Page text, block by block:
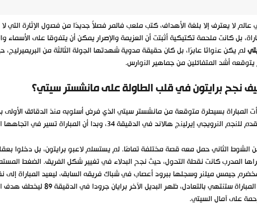
لا يعترف إلا بلغة الأهداف، كتب ملعب فالمر فصلاً جديدًا من فصول الإثارة التي
بل كانت ملحمة تكتيكية أثبتت أن العزيمة والإصرار يمكن أن يتفوقا على الأسماء
لم يكن عنوانًا عابرًا، بل كان حقيقة مدوية شهدتها الجولة الثالثة من
أشد المتفائلين من جماهير النوارس.
نجح برايتون في قلب الطاولة على مانشستر سيتي؟
المباراة بسيطرة متوقعة من مانشستر سيتي الذي فرض أسلوبه منذ الدقائق
للنجم النرويجي إيرلينج هالاند في الدقيقة 34، وبدا أن المباراة تسير في اتجاهها المنطقي.
الشوط الثاني حمل معه قصة مختلفة تمامًا. لم يستسلم لاعبو برايتون، بل دخلوا
جيمس ميلنر وسجلها ببرود أعصاب في شباك فريقه السابق، ليعيد المباراة إلى
أن المباراة ستنتهي
على آمال السيتي.